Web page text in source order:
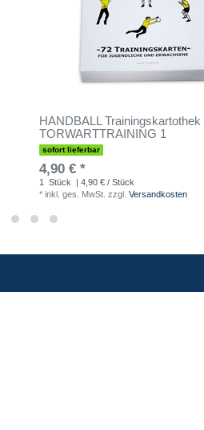
HANDBALL Trainingskartothek
TORWARTTRAINING 1
sofort lieferbar
4,90 € *
1 Stück
| 4,90 € / Stück
* inkl. ges. MwSt. zzgl. Versandkosten